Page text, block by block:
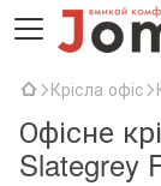
Крісла офіс
Офісне
Slategrey